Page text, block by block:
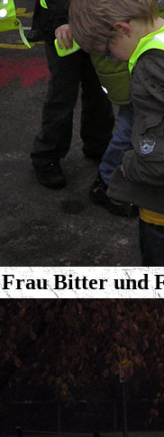
Frau Bitter und